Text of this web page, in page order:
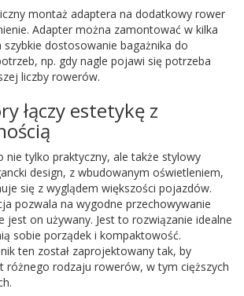
montaż adaptera na dodatkowy rower
Adapter można zamontować w kilka
dostosowanie bagażnika do
np. gdy nagle pojawi się potrzeba
liczby rowerów.
łączy estetykę z
nie tylko praktyczny, ale także stylowy
design, z wbudowanym oświetleniem,
się z wyglądem większości pojazdów.
pozwala na wygodne przechowywanie
jest on używany. Jest to rozwiązanie idealne
sobie porządek i kompaktowość.
ten został zaprojektowany tak, by
różnego rodzaju rowerów, w tym cięższych